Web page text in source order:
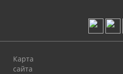
Карта
сайта